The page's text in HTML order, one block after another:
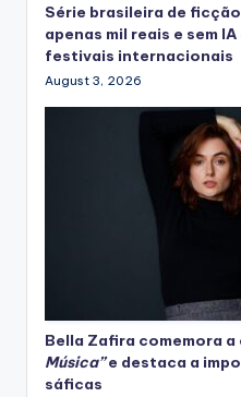
Série brasileira de
apenas mil reais e sem
festivais internacionais
August 3, 2026
Bella Zafira comemora a
Música”e destaca a
sáficas